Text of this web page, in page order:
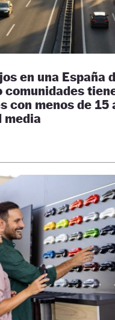
en una España
comunidades
con menos de 15
media